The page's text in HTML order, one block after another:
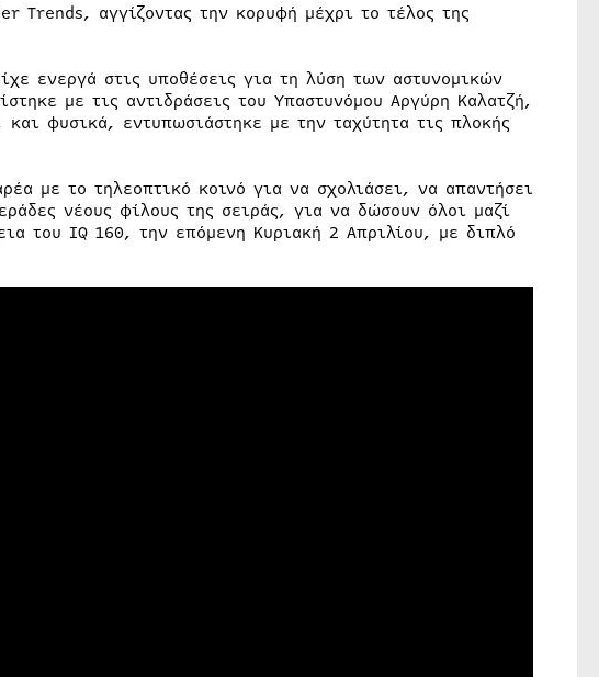
αγγίζοντας την κορυφή μέχρι το τέλος της
ενεργά στις υποθέσεις για τη λύση των αστυνομικών
με τις αντιδράσεις του Υπαστυνόμου Αργύρη Καλατζή,
φυσικά, εντυπωσιάστηκε με την ταχύτητα τις πλοκής
με το τηλεοπτικό κοινό για να σχολιάσει, να απαντήσει
νέους φίλους της σειράς, για να δώσουν όλοι μαζί
του IQ 160, την επόμενη Κυριακή 2 Απριλίου, με διπλό